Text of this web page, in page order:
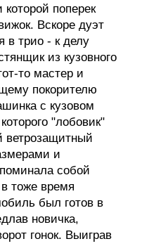
которой поперек
Вскоре дуэт
в трио - к делу
из кузовного
то мастер и
покорителю
с кузовом
"лобовик"
ветрозащитный
и
собой
тоже время
был готов в
новичка,
гонок. Выиграв